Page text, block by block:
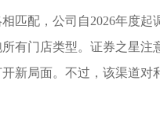
匹配，公司自2026年度
有门店类型。证券之星
新局面。不过，该渠道对